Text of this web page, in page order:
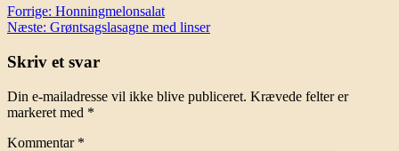
Indlægsnavigation
Forrige: Honningmelonsalat
Næste: Grøntsagslasagne med linser
Skriv et svar
Din e-mailadresse vil ikke blive publiceret. Krævede felter er
markeret med *
Kommentar *